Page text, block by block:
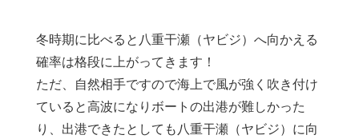
冬時期に比べると八重干瀬（ヤビジ）へ向かえる
確率は格段に上がってきます！
ただ、自然相手ですので海上で風が強く吹き付け
ていると高波になりボートの出港が難しかった
り、出港できたとしても八重干瀬（ヤビジ）に向